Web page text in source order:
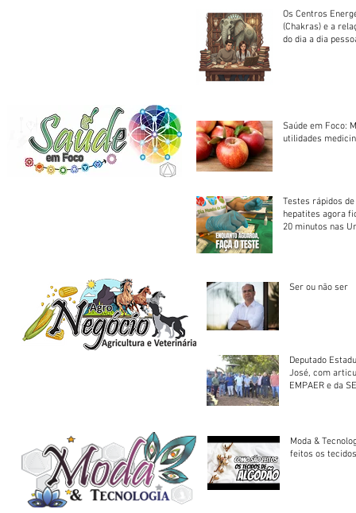
Os Centros
(Chakras) e a
do dia a dia
Saúde em Foco:
utilidades
Testes rápidos
hepatites agora
20 minutos nas
Ser ou não ser
Deputado
José, com
EMPAER e da
Moda &
feitos os